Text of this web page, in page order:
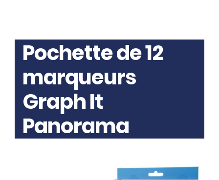
Pochette de 12
marqueurs
Graph It
Panorama